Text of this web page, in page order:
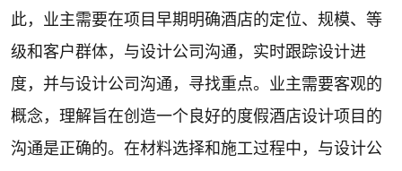
此，业主需要在项目早期明确酒店的定位、规模、等
级和客户群体，与设计公司沟通，实时跟踪设计进
度，并与设计公司沟通，寻找重点。业主需要客观的
概念，理解旨在创造一个良好的度假酒店设计项目的
沟通是正确的。在材料选择和施工过程中，与设计公